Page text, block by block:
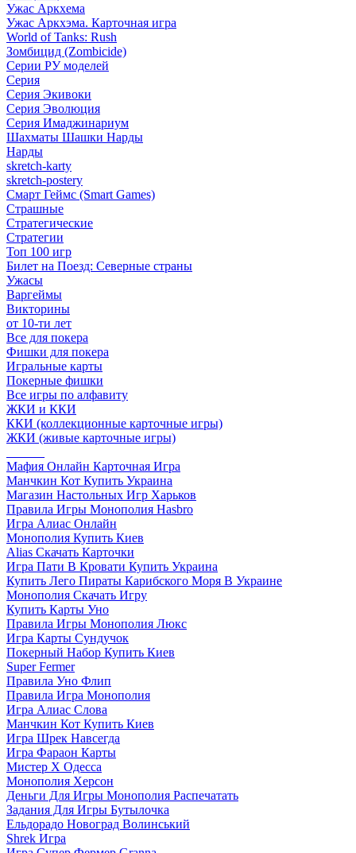
Ужас Аркхема
Ужас Аркхэма. Карточная игра
World of Tanks: Rush
Зомбицид (Zombicide)
Серии РУ моделей
Серия
Серия Экивоки
Серия Эволюция
Серия Имаджинариум
Шахматы Шашки Нарды
Нарды
skretch-karty
skretch-postery
Смарт Геймс (Smart Games)
Страшные
Стратегические
Стратегии
Топ 100 игр
Билет на Поезд: Северные страны
Ужасы
Варгеймы
Викторины
от 10-ти лет
Все для покера
Фишки для покера
Игральные карты
Покерные фишки
Все игры по алфавиту
ЖКИ и ККИ
ККИ (коллекционные карточные игры)
ЖКИ (живые карточные игры)
Мафия Онлайн Карточная Игра
Манчкин Кот Купить Украина
Магазин Настольных Игр Харьков
Правила Игры Монополия Hasbro
Игра Алиас Онлайн
Монополия Купить Киев
Alias Скачать Карточки
Игра Пати В Кровати Купить Украина
Купить Лего Пираты Карибского Моря В Украине
Монополия Скачать Игру
Купить Карты Уно
Правила Игры Монополия Люкс
Игра Карты Сундучок
Покерный Набор Купить Киев
Super Fermer
Правила Уно Флип
Правила Игра Монополия
Игра Алиас Слова
Манчкин Кот Купить Киев
Игра Шрек Навсегда
Игра Фараон Карты
Мистер Х Одесса
Монополия Херсон
Деньги Для Игры Монополия Распечатать
Задания Для Игры Бутылочка
Ельдорадо Новоград Волинський
Shrek Игра